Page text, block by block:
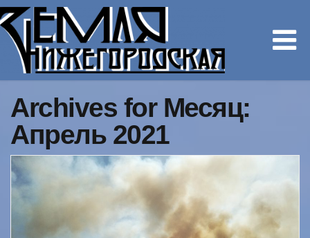
Archives for Месяц:
Апрель 2021